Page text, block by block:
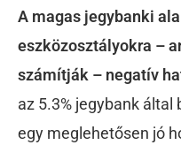
A magas jegybanki
eszközosztályokra –
számítják – negatív
az 5.3% jegybank
egy meglehetősen jó